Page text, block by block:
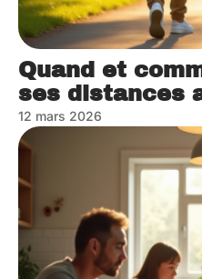
Quand et
ses distances
12 mars 2026